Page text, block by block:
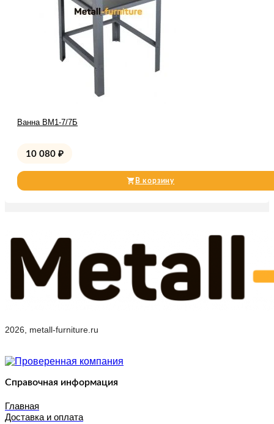
Ванна ВМ1-7/7Б
10 080 ₽
В корзину
2026, metall-furniture.ru
Справочная информация
Главная
Доставка и оплата